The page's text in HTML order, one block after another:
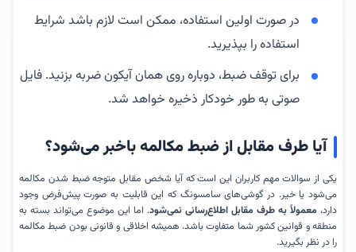
در صورت اولین استفاده، ممکن است لازم باشد شرایط
استفاده را بپذیرید.
برای توقف ضبط، دوباره روی همان آیکون ضربه بزنید. فایل
صوتی به طور خودکار ذخیره خواهد شد.
آیا طرف مقابل از ضبط مکالمه باخبر می‌شود؟
یکی از سوالات مهم کاربران این است که آیا شخص مقابل متوجه ضبط شدن مکالمه
می‌شود یا خیر. در گوشی‌های سامسونگ که این قابلیت به صورت پیش‌فرض وجود
دارد، معمولاً به طرف مقابل اطلاع‌رسانی نمی‌شود. اما این موضوع می‌تواند بسته به
منطقه و قوانین کشور شما متفاوت باشد. همیشه اخلاقی و قانونی بودن ضبط مکالمه
را در نظر بگیرید.